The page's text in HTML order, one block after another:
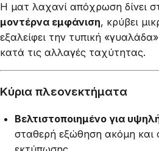
Η ματ λαχανί απόχρωση δίνει
μοντέρνα εμφάνιση, κρύβει
εξαλείφει την τυπική
κατά τις αλλαγές ταχύτητας.
Κύρια πλεονεκτήματα
Βελτιστοποιημένο για
σταθερή εξώθηση ακόμη και